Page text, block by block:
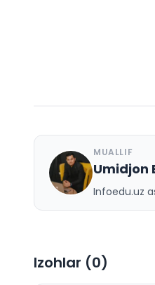
U
MUALLIF
Umidjon
Infoedu.uz
Izohlar (0)